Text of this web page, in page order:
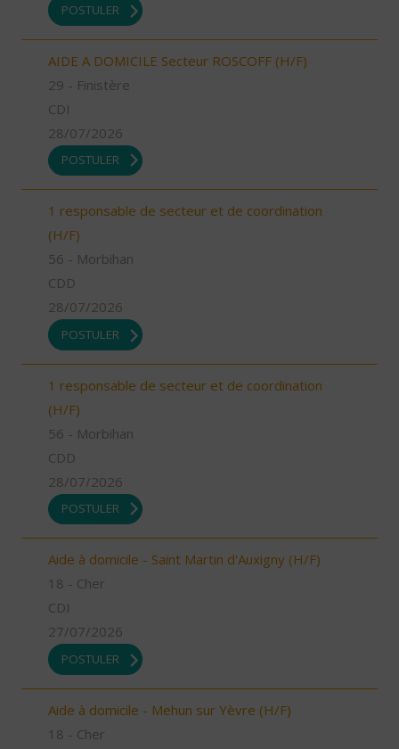
POSTULER
AIDE A DOMICILE Secteur ROSCOFF (H/F)
29 - Finistère
CDI
28/07/2026
POSTULER
1 responsable de secteur et de coordination
(H/F)
56 - Morbihan
CDD
28/07/2026
POSTULER
1 responsable de secteur et de coordination
(H/F)
56 - Morbihan
CDD
28/07/2026
POSTULER
Aide à domicile - Saint Martin d'Auxigny (H/F)
18 - Cher
CDI
27/07/2026
POSTULER
Aide à domicile - Mehun sur Yèvre (H/F)
18 - Cher